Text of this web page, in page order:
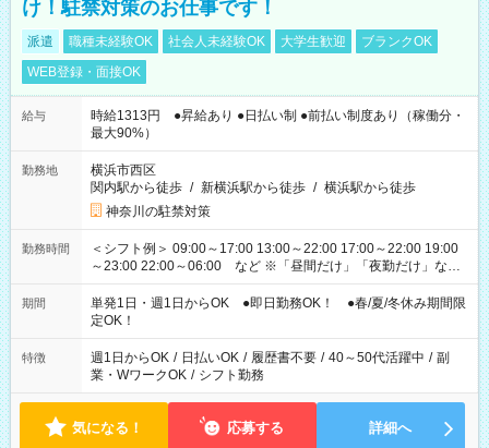
け！駐禁対策のお仕事です！
派遣 職種未経験OK 社会人未経験OK 大学生歓迎
ブランクOK
WEB登録・面接OK
給与
時給1313円 ●昇給あり ●日払い制 ●前払い制度あり（稼働分・
最大90%）
勤務地
横浜市西区
関内駅から徒歩 / 新横浜駅から徒歩 / 横浜駅から徒歩
神奈川の駐禁対策
勤務時間
＜シフト例＞ 09:00～17:00 13:00～22:00 17:00～22:00 19:00
～23:00 22:00～06:00 など ※「昼間だけ」「夜勤だけ」など
の希望OK
期間
単発1日・週1日からOK ●即日勤務OK！ ●春/夏/冬休み期間限
定OK！
特徴 週1日からOK / 日払いOK / 履歴書不要 / 40～50代活躍中 / 副
業・WワークOK / シフト勤務
気になる！ 応募する 詳細へ